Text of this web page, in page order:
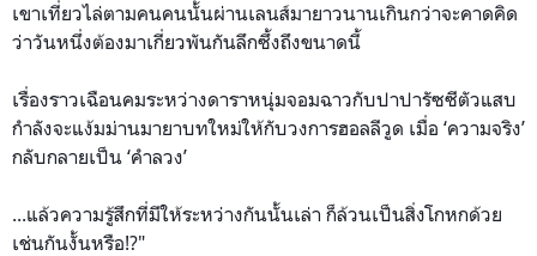
เขาเที่ยวไล่ตามคนคนนั้นผ่านเลนส์มายาวนานเกินกว่าจะคาดคิด
ว่าวันหนึ่งต้องมาเกี่ยวพันกันลึกซึ้งถึงขนาดนี้
เรื่องราวเฉือนคมระหว่างดาราหนุ่มจอมฉาวกับปาปารัซซีตัวแสบ
กำลังจะแง้มม่านมายาบทใหม่ให้กับวงการฮอลลีวูด เมื่อ ‘ความจริง’
กลับกลายเป็น ‘คำลวง’
...แล้วความรู้สึกที่มีให้ระหว่างกันนั้นเล่า ก็ล้วนเป็นสิ่งโกหกด้วย
เช่นกันงั้นหรือ!?"